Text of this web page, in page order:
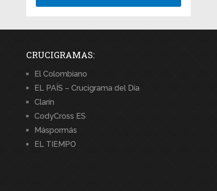
CRUCIGRAMAS:
El Colombiano
EL PAÍS – Crucigrama del Día
Clarín
CodyCross ES
Máspormás
EL TIEMPO